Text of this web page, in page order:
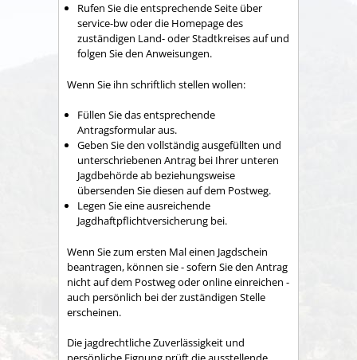
Rufen Sie die entsprechende Seite über
service-bw oder die Homepage des
zuständigen Land- oder Stadtkreises auf und
folgen Sie den Anweisungen.
Wenn Sie ihn schriftlich stellen wollen:
Füllen Sie das entsprechende
Antragsformular aus.
Geben Sie den vollständig ausgefüllten und
unterschriebenen Antrag bei Ihrer unteren
Jagdbehörde ab beziehungsweise
übersenden Sie diesen auf dem Postweg.
Legen Sie eine ausreichende
Jagdhaftpflichtversicherung bei.
Wenn Sie zum ersten Mal einen Jagdschein
beantragen, können sie - sofern Sie den Antrag
nicht auf dem Postweg oder online einreichen -
auch persönlich bei der zuständigen Stelle
erscheinen.
Die jagdrechtliche Zuverlässigkeit und